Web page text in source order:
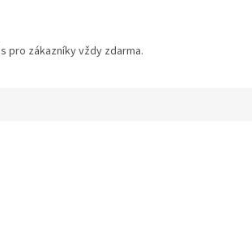
pro zákazníky vždy zdarma.